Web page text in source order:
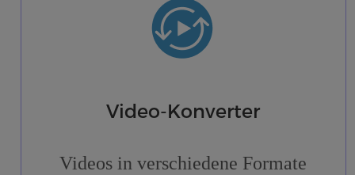
Video-Konverter
Videos in verschiedene Formate